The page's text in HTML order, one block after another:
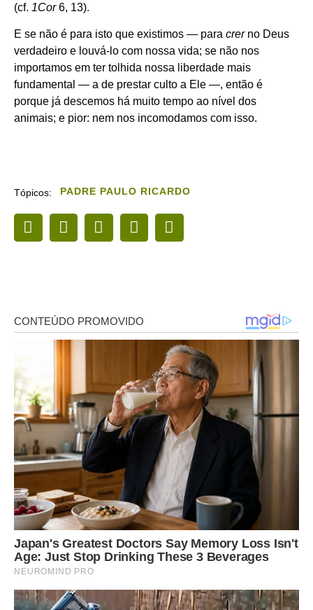
(cf. 1Cor6, 13).
E se não é para isto que existimos — para crerno Deus
verdadeiro e louvá-lo com nossa vida; se não nos
importamos em ter tolhida nossa liberdade mais
fundamental — a de prestar culto a Ele —, então é
porque já descemos há muito tempo ao nível dos
animais; e pior: nem nos incomodamos com isso.
Tópicos: PADRE PAULO RICARDO